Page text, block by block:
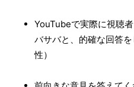
YouTubeで実際に視聴
バサバと、的確な回答
性）